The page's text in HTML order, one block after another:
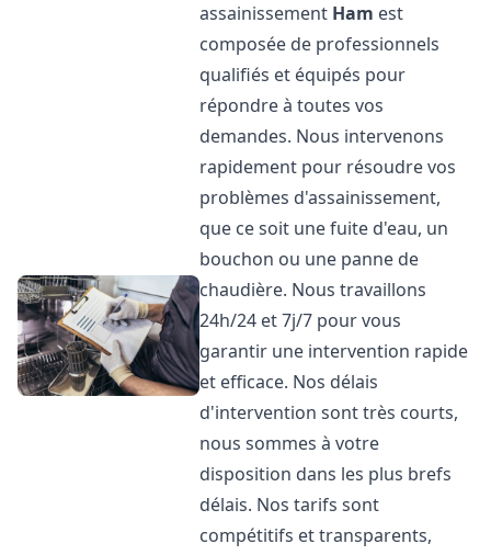
assainissement Ham est
composée de professionnels
qualifiés et équipés pour
répondre à toutes vos
demandes. Nous intervenons
rapidement pour résoudre vos
problèmes d'assainissement,
que ce soit une fuite d'eau, un
bouchon ou une panne de
chaudière. Nous travaillons
24h/24 et 7j/7 pour vous
garantir une intervention rapide
et efficace. Nos délais
d'intervention sont très courts,
nous sommes à votre
disposition dans les plus brefs
délais. Nos tarifs sont
compétitifs et transparents,